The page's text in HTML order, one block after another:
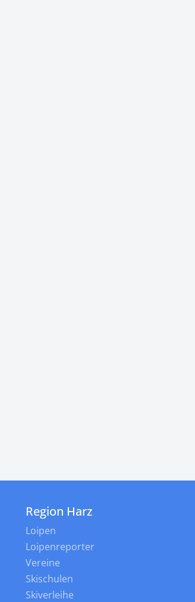
Region Harz
Loipen
Loipenreporter
Vereine
Skischulen
Skiverleihe